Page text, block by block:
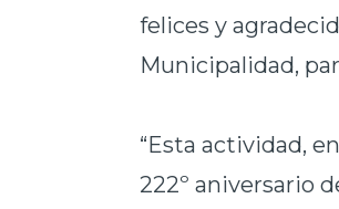
felices y
Municipalidad,
“Esta actividad,
222º aniversario